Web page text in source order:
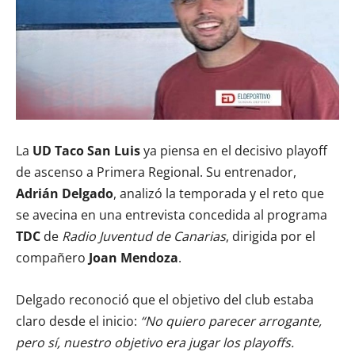
La UD Taco San Luisya piensa en el decisivo playoff
de ascenso a Primera Regional. Su entrenador,
Adrián Delgado, analizó la temporada y el reto que
se avecina en una entrevista concedida al programa
TDC de Radio Juventud de Canarias, dirigida por el
compañero Joan Mendoza.
Delgado reconoció que el objetivo del club estaba
claro desde el inicio: “No quiero parecer arrogante,
pero sí, nuestro objetivo era jugar los playoffs.